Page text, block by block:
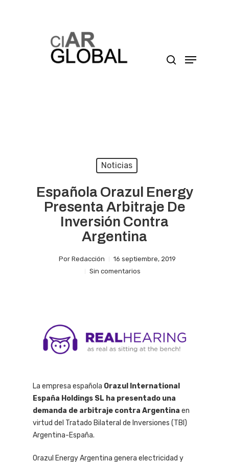
Presione enter para buscar o ESC para cerrar
Noticias
Española Orazul Energy
Presenta Arbitraje De
Inversión Contra
Argentina
Por Redacción
16 septiembre, 2019
Sin comentarios
La empresa española Orazul International
España Holdings SL ha presentado una
demanda de arbitraje contra Argentina en
virtud del Tratado Bilateral de Inversiones (TBI)
Argentina-España.
Orazul Energy Argentina genera electricidad y